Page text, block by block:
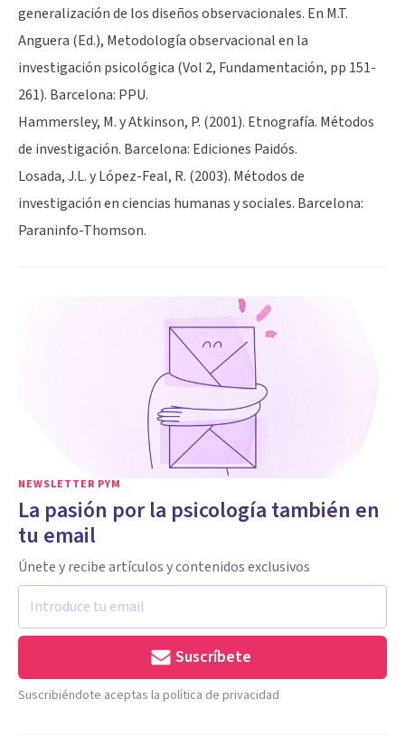
generalización de los diseños observacionales. En M.T.
Anguera (Ed.), Metodología observacional en la
investigación psicológica (Vol 2, Fundamentación, pp 151-
261). Barcelona: PPU.
Hammersley, M. y Atkinson, P. (2001). Etnografía. Métodos
de investigación. Barcelona: Ediciones Paidós.
Losada, J.L. y López-Feal, R. (2003). Métodos de
investigación en ciencias humanas y sociales. Barcelona:
Paraninfo-Thomson.
NEWSLETTER PYM
La pasión por la psicología también en
tu email
Únete y recibe artículos y contenidos exclusivos
Suscríbete
Suscribiéndote aceptas la política de privacidad